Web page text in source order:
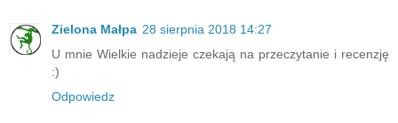
Zielona Małpa 28 sierpnia 2018 14:27
U mnie Wielkie nadzieje czekają na przeczytanie i recenzję
:)
Odpowiedz